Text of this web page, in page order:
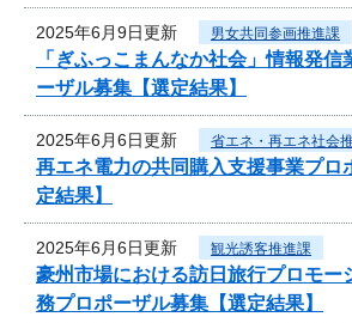
2025年6月9日更新 男女共同参画推進課
「ぎふっこまんなか社会」情報発
ーザル募集【選定結果】
2025年6月6日更新 省エネ・再エネ社会
再エネ電力の共同購入支援事業プロ
定結果】
2025年6月6日更新 観光誘客推進課
豪州市場における訪日旅行プロモー
務プロポーザル募集【選定結果】